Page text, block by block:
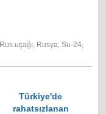
Rus uçağı, Rusya, Su-24,
Türkiye'de
rahatsızlanan